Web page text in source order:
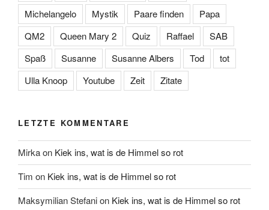
Michelangelo
Mystik Paare finden
Papa
QM2
Queen Mary 2 Quiz Raffael
SAB
Spaß
Susanne Susanne Albers Tod
tot
Ulla Knoop
Youtube Zeit Zitate
LETZTE KOMMENTARE
Mirkaon Kiek ins, wat is de Himmel so rot
Tim on Kiek ins, wat is de Himmel so rot
Maksymilian Stefanion Kiek ins, wat is de Himmel so rot